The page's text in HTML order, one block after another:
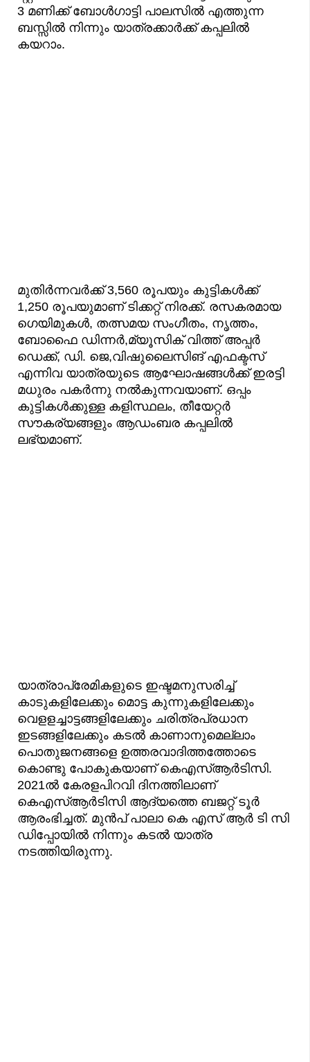
3 മണിക്ക് ബോൾഗാട്ടി പാലസിൽ എത്തുന്ന
ബസ്സിൽ നിന്നും യാത്രക്കാർക്ക് കപ്പലിൽ
കയറാം.
മുതിര്‍ന്നവര്‍ക്ക് 3,560 രൂപയും കുട്ടികള്‍ക്ക്
1,250 രൂപയുമാണ് ടിക്കറ്റ് നിരക്ക്. രസകരമായ
ഗെയിമുകൾ, തത്സമയ സംഗീതം, നൃത്തം,
ബോഫൈ ഡിന്നർ,മ്യൂസിക് വിത്ത്‌ അപ്പർ
ഡെക്ക്, ഡി. ജെ,വിഷുലൈസിങ് എഫക്ടസ്
എന്നിവ യാത്രയുടെ ആഘോഷങ്ങൾക്ക് ഇരട്ടി
മധുരം പകർന്നു നൽകുന്നവയാണ്. ഒപ്പം
കുട്ടികൾക്കുള്ള കളിസ്ഥലം, തീയേറ്റർ
സൗകര്യങ്ങളും ആഡംബര കപ്പലിൽ
ലഭ്യമാണ്.
യാത്രാപ്രേമികളുടെ ഇഷ്ടമനുസരിച്ച്
കാടുകളിലേക്കും മൊട്ട കുന്നുകളിലേക്കും
വെളളച്ചാട്ടങ്ങളിലേക്കും ചരിത്രപ്രധാന
ഇടങ്ങളിലേക്കും കടൽ കാണാനുമെല്ലാം
പൊതുജനങ്ങളെ ഉത്തരവാദിത്തത്തോടെ
കൊണ്ടു പോകുകയാണ് കെഎസ്ആർടിസി.
2021ൽ കേരളപിറവി ദിനത്തിലാണ്
കെഎസ്ആർടിസി ആദ്യത്തെ ബജറ്റ് ടൂർ
ആരംഭിച്ചത്. മുൻപ് പാലാ കെ എസ് ആർ ടി സി
ഡിപ്പോയിൽ നിന്നും കടൽ യാത്ര
നടത്തിയിരുന്നു.